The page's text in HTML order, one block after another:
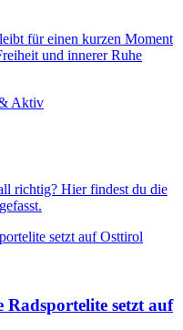
für einen kurzen Moment
und innerer Ruhe
Aktiv
richtig? Hier findest du die
setzt auf